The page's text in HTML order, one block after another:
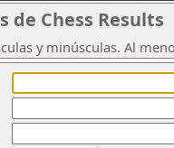
de Chess Results
y minúsculas. Al